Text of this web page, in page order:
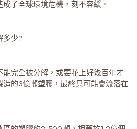
了全球環境危機，刻不容緩。
多少?
完全被分解，或要花上好幾百年才
的3億噸塑膠，最終只可能會流落在